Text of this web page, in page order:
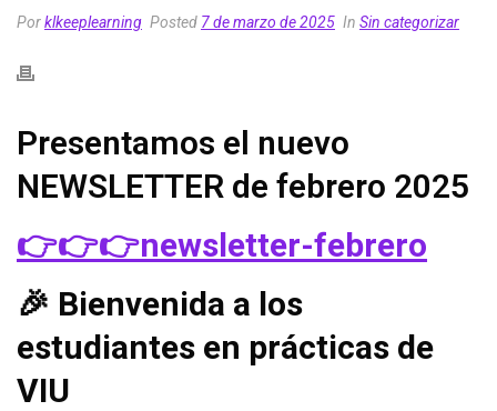
Porklkeeplearning Posted 7 de marzo de 2025 In Sin categorizar
Presentamos el nuevo
NEWSLETTER de febrero 2025
👉👉👉newsletter-febrero
🎉 Bienvenida a los
estudiantes en prácticas de
VIU